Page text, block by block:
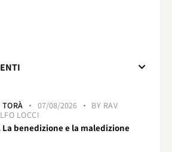
TORÀ 07/08/2026 BY RAV
LOCCI
La benedizione e la maledizione